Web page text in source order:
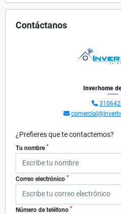
Contáctanos
Inverhome
¿Prefieres que te contactemos?
Tu nombre *
Correo electrónico *
Número de teléfono *